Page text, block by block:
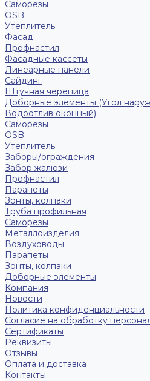
Саморезы
ОSB
Утеплитель
Фасад
Профнастил
Фасадные кассеты
Линеарные панели
Сайдинг
Штучная черепица
Доборные элементы (Угол
Водоотлив оконный)
Саморезы
OSB
Утеплитель
Заборы/ограждения
Забор жалюзи
Профнастил
Парапеты
Зонты, колпаки
Труба профильная
Саморезы
Металлоизделия
Воздуховоды
Парапеты
Зонты, колпаки
Доборные элементы
Компания
Новости
Политика конфиденциальности
Согласие на обработку
Сертификаты
Реквизиты
Отзывы
Оплата и доставка
Контакты